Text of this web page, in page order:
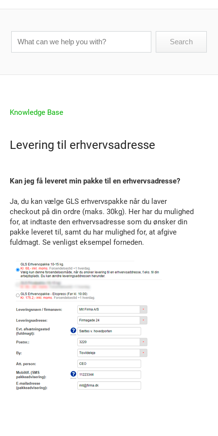
Knowledge Base
Levering til erhvervsadresse
Kan jeg få leveret min pakke til en erhvervsadresse?
Ja, du kan vælge GLS erhvervspakke når du laver
checkout på din ordre (maks. 30kg). Her har du mulighed
for, at indtaste den erhvervsadresse som du ønsker din
pakke leveret til, samt du har mulighed for, at afgive
fuldmagt. Se venligst eksempel forneden.